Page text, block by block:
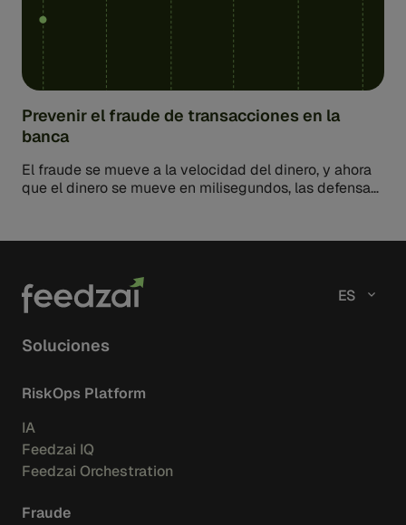
Prevenir el fraude de transacciones en la
banca
El fraude se mueve a la velocidad del dinero, y ahora
que el dinero se mueve en milisegundos, las defensas
ES
Soluciones
RiskOps Platform
IA
Feedzai IQ
Feedzai Orchestration
Fraude